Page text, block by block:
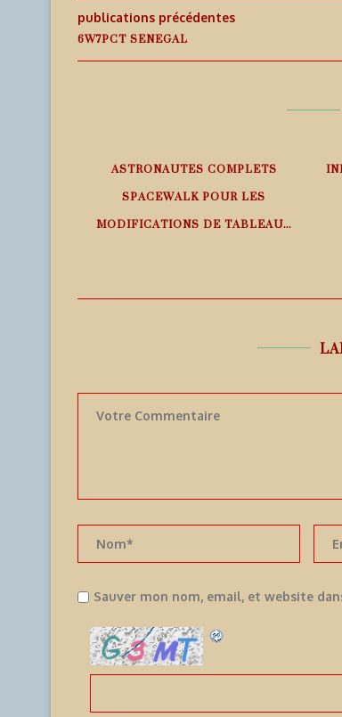
publications précédentes
6W7PCT SENEGAL
ASTRONAUTES COMPLETS
SPACEWALK POUR LES
MODIFICATIONS DE TABLEAU...
Sauver mon nom, email, et website